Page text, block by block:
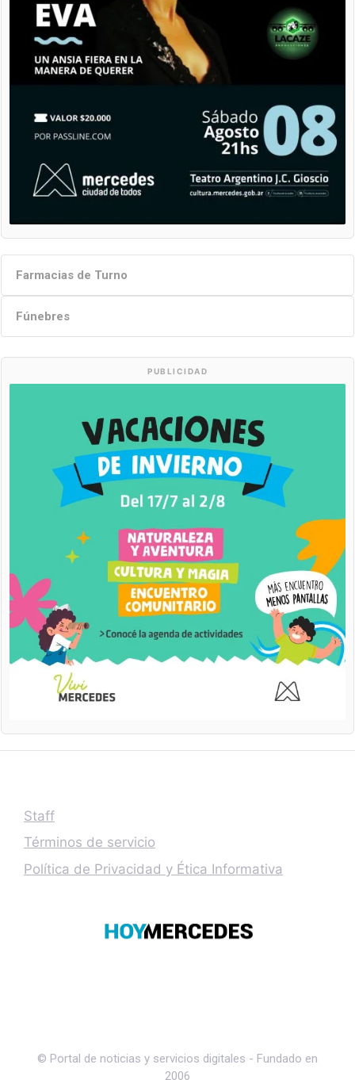
Farmacias de Turno
Fúnebres
PUBLICIDAD
Staff
Términos de servicio
Política de Privacidad y Ética Informativa
© Portal de noticias y servicios digitales - Fundado en
2006